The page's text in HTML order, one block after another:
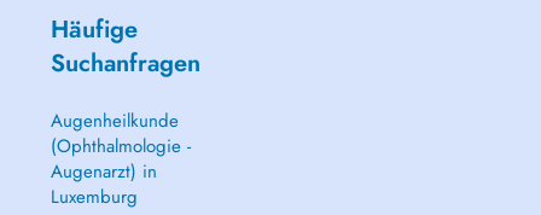
Häufige
Suchanfragen
Augenheilkunde
(Ophthalmologie -
Augenarzt) in
Luxemburg